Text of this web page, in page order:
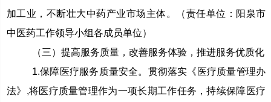
加工业，不断壮大中药产业市场主体。（责任单位：阳泉市
中医药工作领导小组各成员单位）
（三）提高服务质量，改善服务体验，推进服务优质化
1.保障医疗服务质量安全。贯彻落实《医疗质量管理办
法》,将医疗质量管理作为一项长期工作任务，持续保障医疗